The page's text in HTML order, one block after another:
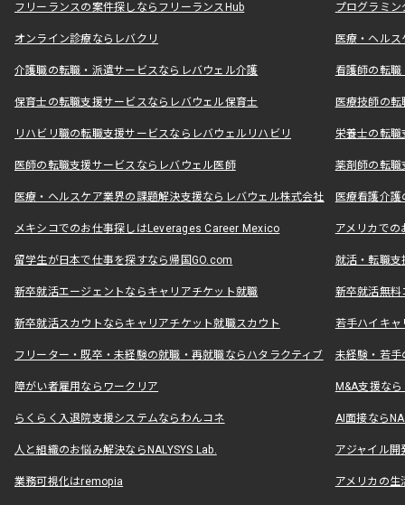
フリーランスの案件探しならフリーランスHub プログラミ
オンライン診療ならレバクリ 医療・ヘル
介護職の転職・派遣サービスならレバウェル介護 看護師の転
保育士の転職支援サービスならレバウェル保育士 医療技師の
リハビリ職の転職支援サービスならレバウェルリハビリ 栄養士の転
医師の転職支援サービスならレバウェル医師 薬剤師の転
医療・ヘルスケア業界の課題解決支援ならレバウェル株式会社 医療看護介
メキシコでのお仕事探しはLeverages Career Mexico アメリカで
留学生が日本で仕事を探すなら帰国GO.com 就活・転職
新卒就活エージェントならキャリアチケット就職 新卒就活無料
新卒就活スカウトならキャリアチケット就職スカウト 若手ハイキ
フリーター・既卒・未経験の就職・再就職ならハタラクティブ 未経験・若手
障がい者雇用ならワークリア M&A支援な
らくらく入退院支援システムならわんコネ AI面接なら
人と組織のお悩み解決ならNALYSYS Lab. アジャイル
業務可視化はremopia アメリカの